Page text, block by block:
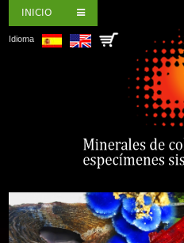
INICIO
Idioma